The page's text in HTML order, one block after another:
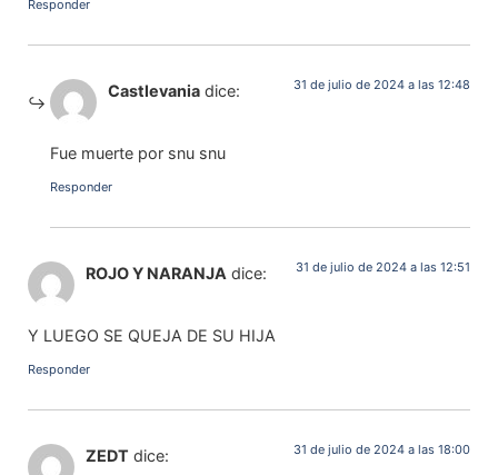
Responder
Castlevania dice: 31 de julio de 2024 a las 12:48
Fue muerte por snu snu
Responder
ROJO Y NARANJA dice: 31 de julio de 2024 a las 12:51
Y LUEGO SE QUEJA DE SU HIJA
Responder
ZEDT dice: 31 de julio de 2024 a las 18:00